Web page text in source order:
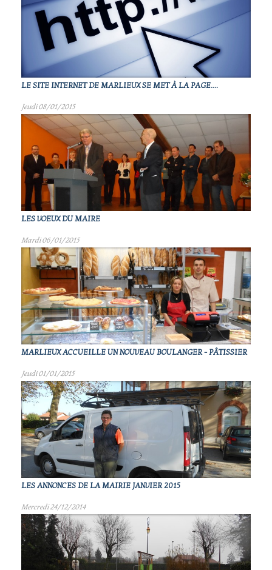
LE SITE INTERNET DE MARLIEUX SE MET À LA PAGE....
Jeudi 08/01/2015
LES VOEUX DU MAIRE
Mardi 06/01/2015
MARLIEUX ACCUEILLE UN NOUVEAU BOULANGER - PÂTISSIER
Jeudi 01/01/2015
LES ANNONCES DE LA MAIRIE JANVIER 2015
Mercredi 24/12/2014